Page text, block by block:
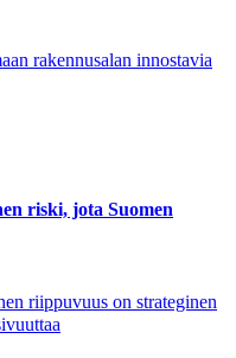
rakennusalan innostavia
riski, jota Suomen
riippuvuus on strateginen